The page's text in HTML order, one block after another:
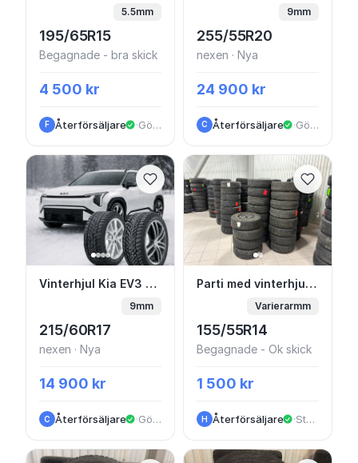
5.5mm
195/65R15
Begagnade - bra skick
4 500 kr
F Återförsäljare · Göteborg
9mm
255/55R20
nexen · Nya
24 900 kr
C Återförsäljare · Göteborg
Vinterhjul Kia EV3 - Alufälg & vinterdäck
Vinterhjul Kia EV3 - Alufälg & vinterdäck FRÅN 14.900
9mm
215/60R17
nexen · Nya
14 900 kr
C Återförsäljare · Göteborg
Parti med vinterhjul
Parti med vinterhjul till Kia Picanto FRÅN 1500:-
Varierarmm
155/55R14
Begagnade - Ok skick
1 500 kr
H Återförsäljare · Stockholm